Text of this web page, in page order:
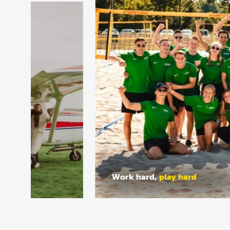
Work hard,play hard